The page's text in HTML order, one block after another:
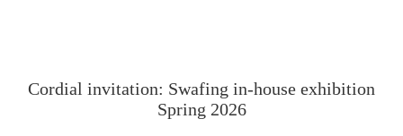
Cordial invitation: Swafing in-house exhibition
Spring 2026